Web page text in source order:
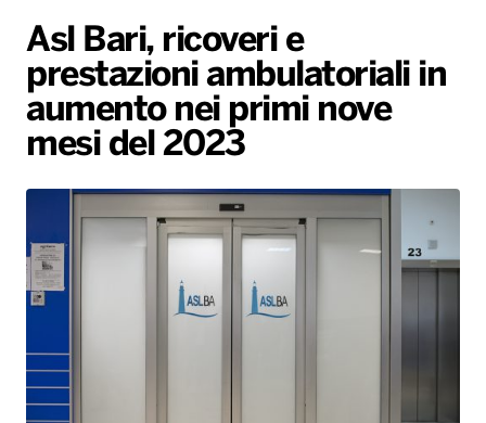
Leggerissime
Speciale Astrabilia 2026
Gallery
Asl Bari, ricoveri e
prestazioni ambulatoriali in
aumento nei primi nove
mesi del 2023